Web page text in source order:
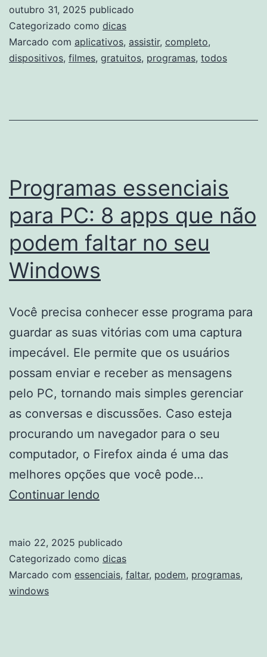
aplicativos
para
assistir
programas
gratuitos
em
todos
os
seus
dispositivos
outubro 31, 2025 publicado
Categorizado como dicas
Marcado com aplicativos, assistir, completo,
dispositivos, filmes, gratuitos, programas, todos
Programas essenciais
para PC: 8 apps que não
podem faltar no seu
Windows
Você precisa conhecer esse programa para
guardar as suas vitórias com uma captura
impecável. Ele permite que os usuários
possam enviar e receber as mensagens
pelo PC, tornando mais simples gerenciar
as conversas e discussões. Caso esteja
procurando um navegador para o seu
computador, o Firefox ainda é uma das
melhores opções que você pode…
Continuar lendo
PC:
8
maio 22, 2025 publicado
Categorizado como dicas
Marcado com essenciais, faltar, podem, programas,
windows